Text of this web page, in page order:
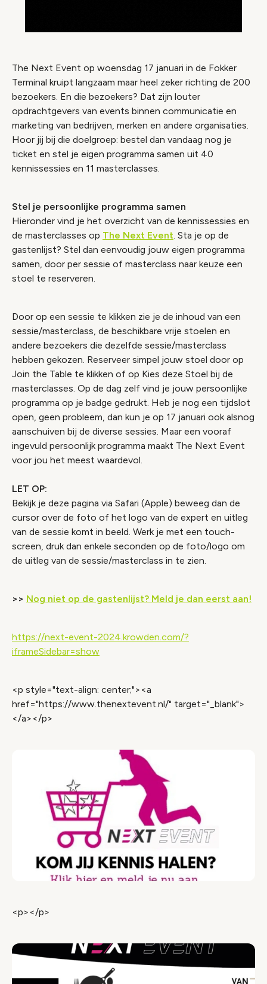
The Next Event op woensdag 17 januari in de Fokker
Terminal kruipt langzaam maar heel zeker richting de 200
bezoekers. En die bezoekers? Dat zijn louter
opdrachtgevers van events binnen communicatie en
marketing van bedrijven, merken en andere organisaties.
Hoor jij bij die doelgroep: bestel dan vandaag nog je
ticket en stel je eigen programma samen uit 40
kennissessies en 11 masterclasses.
Stel je persoonlijke programma samen
Hieronder vind je het overzicht van de kennissessies en
de masterclasses op The Next Event. Sta je op de
gastenlijst? Stel dan eenvoudig jouw eigen programma
samen, door per sessie of masterclass naar keuze een
stoel te reserveren.
Door op een sessie te klikken zie je de inhoud van een
sessie/masterclass, de beschikbare vrije stoelen en
andere bezoekers die dezelfde sessie/masterclass
hebben gekozen. Reserveer simpel jouw stoel door op
Join the Table te klikken of op Kies deze Stoel bij de
masterclasses. Op de dag zelf vind je jouw persoonlijke
programma op je badge gedrukt. Heb je nog een tijdslot
open, geen probleem, dan kun je op 17 januari ook alsnog
aanschuiven bij de diverse sessies. Maar een vooraf
ingevuld persoonlijk programma maakt The Next Event
voor jou het meest waardevol.
LET OP:
Bekijk je deze pagina via Safari (Apple) beweeg dan de
cursor over de foto of het logo van de expert en uitleg
van de sessie komt in beeld. Werk je met een touch-
screen, druk dan enkele seconden op de foto/logo om
de uitleg van de sessie/masterclass in te zien.
>> Nog niet op de gastenlijst? Meld je dan eerst aan!
https://next-event-2024.krowden.com/?
iframeSidebar=show
<p style="text-align: center;"><a
href="https://www.thenextevent.nl/" target="_blank">
</a></p>
<p></p>